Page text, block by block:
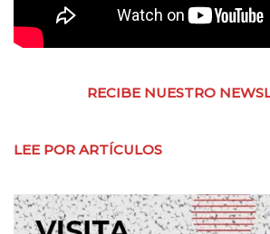
RECIBE NUESTRO
LEE POR ARTÍCULOS